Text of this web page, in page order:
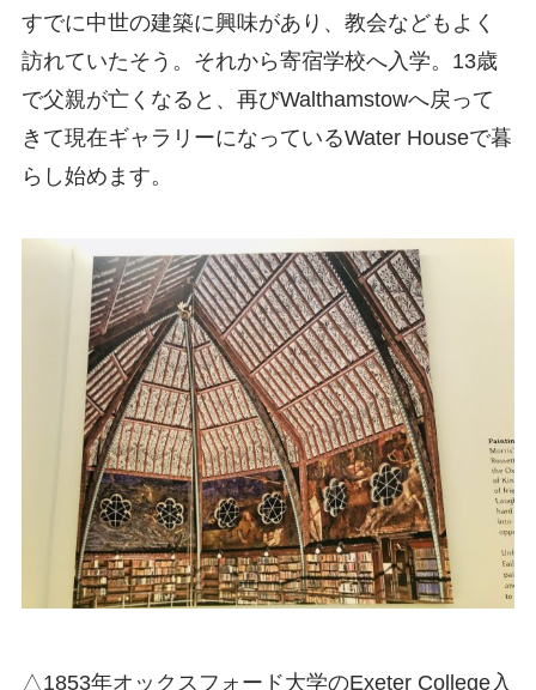
すでに中世の建築に興味があり、教会などもよく
訪れていたそう。それから寄宿学校へ入学。13歳
で父親が亡くなると、再びWalthamstowへ戻って
きて現在ギャラリーになっているWater Houseで暮
らし始めます。
△1853年オックスフォード大学のExeter College入